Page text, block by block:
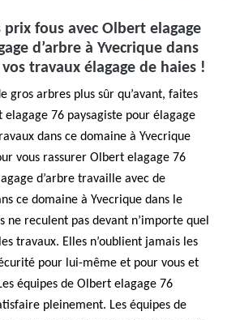
prix fous avec Olbert elagage
d’arbre à Yvecrique dans
travaux élagage de haies !
gros arbres plus sûr qu’avant, faites
elagage 76 paysagiste pour élagage
dans ce domaine à Yvecrique
vous rassurer Olbert elagage 76
d’arbre travaille avec de
ce domaine à Yvecrique dans le
ne reculent pas devant n’importe quel
travaux. Elles n’oublient jamais les
pour lui-même et pour vous et
équipes de Olbert elagage 76
pleinement. Les équipes de